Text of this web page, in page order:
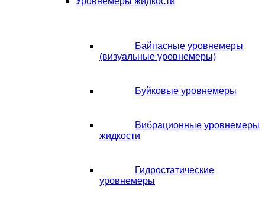
Байпасные уровнемеры
(визуальные уровнемеры)
Буйковые уровнемеры
Вибрационные уровнемеры
жидкости
Гидростатические
уровнемеры